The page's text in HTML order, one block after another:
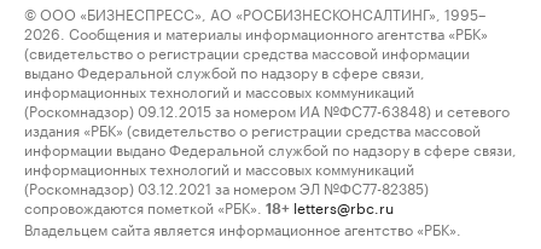
© ООО «БИЗНЕСПРЕСС», АО «РОСБИЗНЕСКОНСАЛТИНГ», 1995–
2026. Сообщения и материалы информационного агентства «РБК»
(свидетельство о регистрации средства массовой информации
выдано Федеральной службой по надзору в сфере связи,
информационных технологий и массовых коммуникаций
(Роскомнадзор) 09.12.2015 за номером ИА №ФС77-63848) и сетевого
издания «РБК» (свидетельство о регистрации средства массовой
информации выдано Федеральной службой по надзору в сфере связи,
информационных технологий и массовых коммуникаций
(Роскомнадзор) 03.12.2021 за номером ЭЛ №ФС77-82385)
сопровождаются пометкой «РБК».
18+ letters@rbc.ru
Владельцем сайта является информационное агентство «РБК».